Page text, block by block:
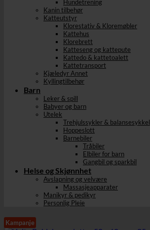
Hundetrening
Kanin tilbehør
Katteutstyr
Klorestativ & Kloremøbler
Kattehus
Klorebrett
Katteseng og kattepute
Kattedo & kattetoalett
Kattetransport
Kjæledyr Annet
Kyllingtilbehør
Barn
Leker & spill
Babyer og barn
Utelek
Trehjulssykler & balansesykkel
Hoppeslott
Barnebiler
Tråbiler
Elbiler for barn
Gangbil og sparkbil
Helse og Skjønnhet
Avslapning og velvære
Massasjeapparater
Manikyr & pedikyr
Personlig Pleie
Kampanje